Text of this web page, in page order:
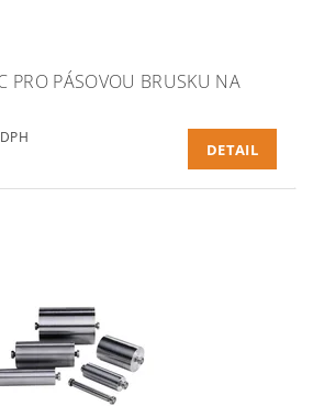
PRO PÁSOVOU BRUSKU NA
DPH
DETAIL